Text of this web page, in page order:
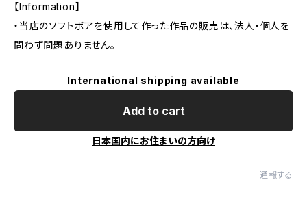
【Information】
・当店のソフトボアを使用して作った作品の販売は、法人・個人を
問わず問題ありません。
International shipping available
Add to cart
日本国内にお住まいの方向け
通報する